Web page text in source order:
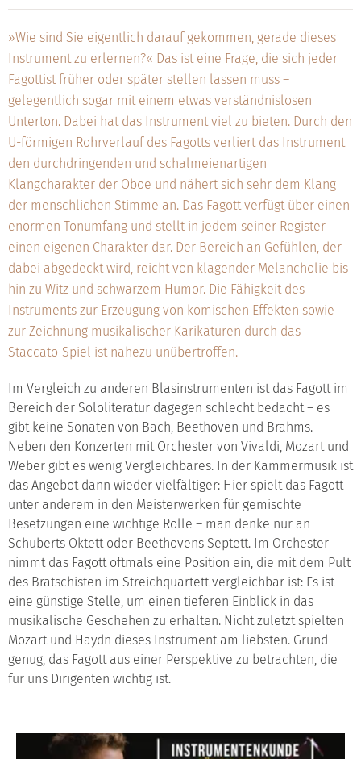
»Wie sind Sie eigentlich darauf gekommen, gerade dieses
Instrument zu erlernen?« Das ist eine Frage, die sich jeder
Fagottist früher oder später stellen lassen muss –
gelegentlich sogar mit einem etwas verständnislosen
Unterton. Dabei hat das Instrument viel zu bieten. Durch den
U-förmigen Rohrverlauf des Fagotts verliert das Instrument
den durchdringenden und schalmeienartigen
Klangcharakter der Oboe und nähert sich sehr dem Klang
der menschlichen Stimme an. Das Fagott verfügt über einen
enormen Tonumfang und stellt in jedem seiner Register
einen eigenen Charakter dar. Der Bereich an Gefühlen, der
dabei abgedeckt wird, reicht von klagender Melancholie bis
hin zu Witz und schwarzem Humor. Die Fähigkeit des
Instruments zur Erzeugung von komischen Effekten sowie
zur Zeichnung musikalischer Karikaturen durch das
Staccato-Spiel ist nahezu unübertroffen.
Im Vergleich zu anderen Blasinstrumenten ist das Fagott im
Bereich der Sololiteratur dagegen schlecht bedacht – es
gibt keine Sonaten von Bach, Beethoven und Brahms.
Neben den Konzerten mit Orchester von Vivaldi, Mozart und
Weber gibt es wenig Vergleichbares. In der Kammermusik ist
das Angebot dann wieder vielfältiger: Hier spielt das Fagott
unter anderem in den Meisterwerken für gemischte
Besetzungen eine wichtige Rolle – man denke nur an
Schuberts Oktett oder Beethovens Septett. Im Orchester
nimmt das Fagott oftmals eine Position ein, die mit dem Pult
des Bratschisten im Streichquartett vergleichbar ist: Es ist
eine günstige Stelle, um einen tieferen Einblick in das
musikalische Geschehen zu erhalten. Nicht zuletzt spielten
Mozart und Haydn dieses Instrument am liebsten. Grund
genug, das Fagott aus einer Perspektive zu betrachten, die
für uns Dirigenten wichtig ist.